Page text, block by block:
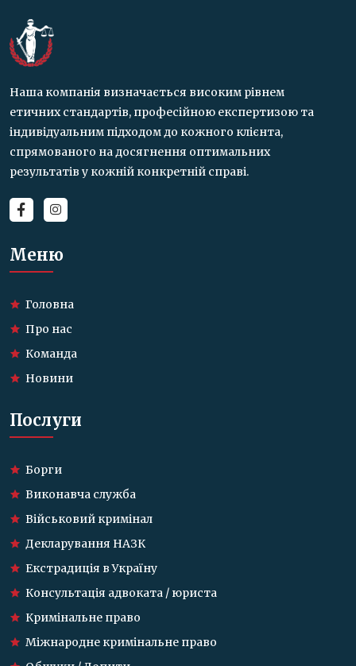
Наша компанія визначається високим рівнем
етичних стандартів, професійною експертизою та
індивідуальним підходом до кожного клієнта,
спрямованого на досягнення оптимальних
результатів у кожній конкретній справі.
Меню
Головна
Про нас
Команда
Новини
Послуги
Борги
Виконавча служба
Військовий кримінал
Декларування НАЗК
Екстрадиція в Україну
Консультація адвоката / юриста
Кримінальне право
Міжнародне кримінальне право